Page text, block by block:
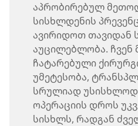
აპრობირებულ
სისხლდენის
ავირიდოთ თავიდან
აუცილებლობა. ჩვენ
ჩატარებული
უმეტესობა,
სრულიად
ოპერაციის დროს
სისხლს, რადგან